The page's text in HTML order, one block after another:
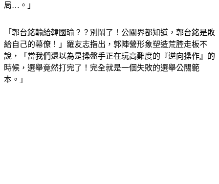
局…。」
「郭台銘輸給韓國瑜？？別鬧了！公關界都知道，郭台銘是敗
給自己的幕僚！」羅友志指出，郭陣營形象塑造荒腔走板不
說，「當我們還以為是操盤手正在玩高難度的『逆向操作』的
時候，選舉竟然打完了！完全就是一個失敗的選舉公關範
本。」